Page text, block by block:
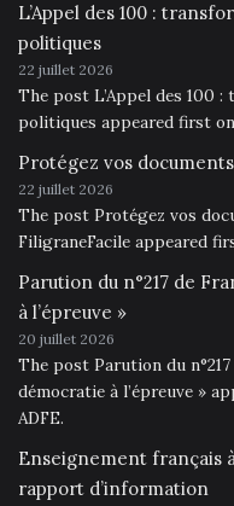
L’Appel des 100 :
politiques
22 juillet 2026
The post L’Appel des 100
politiques appeared first
Protégez vos
22 juillet 2026
The post Protégez vos
FiligraneFacile appeared
Parution du n°217 de
à l’épreuve »
20 juillet 2026
The post Parution du
démocratie à l’épreuve »
ADFE.
Enseignement français
rapport d’information